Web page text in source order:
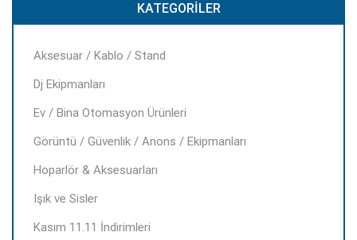
KATEGORILER
Aksesuar / Kablo / Stand
Dj Ekipmanları
Ev / Bina Otomasyon Ürünleri
Görüntü / Güvenlik / Anons / Ekipmanları
Hoparlör & Aksesuarları
Işık ve Sisler
Kasım 11.11 İndirimleri